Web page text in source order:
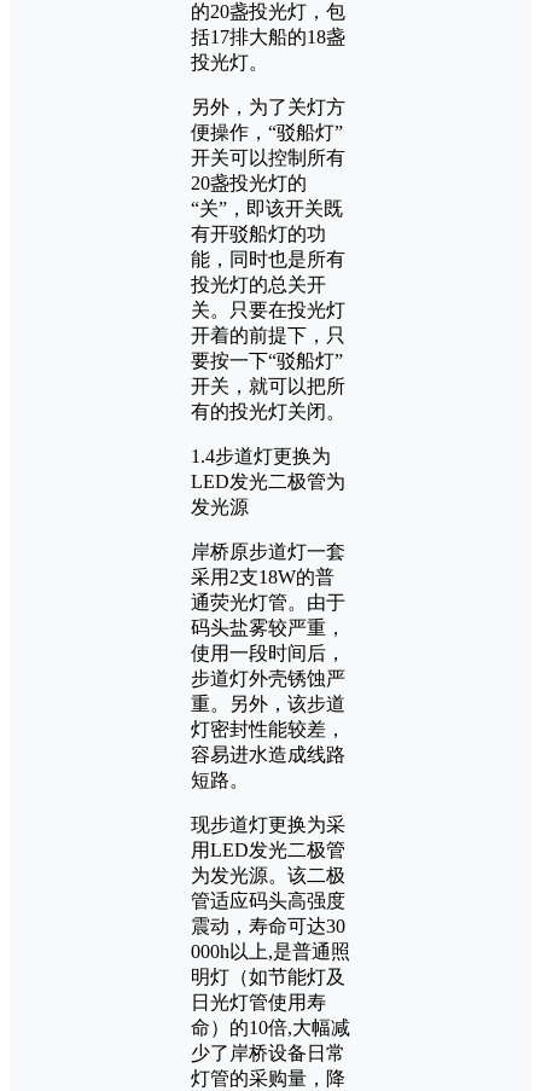
的20盏投光灯，包
括17排大船的18盏
投光灯。
另外，为了关灯方
便操作，“驳船灯”
开关可以控制所有
20盏投光灯的
“关”，即该开关既
有开驳船灯的功
能，同时也是所有
投光灯的总关开
关。只要在投光灯
开着的前提下，只
要按一下“驳船灯”
开关，就可以把所
有的投光灯关闭。
1.4步道灯更换为
LED发光二极管为
发光源
岸桥原步道灯一套
采用2支18W的普
通荧光灯管。由于
码头盐雾较严重，
使用一段时间后，
步道灯外壳锈蚀严
重。另外，该步道
灯密封性能较差，
容易进水造成线路
短路。
现步道灯更换为采
用LED发光二极管
为发光源。该二极
管适应码头高强度
震动，寿命可达30
000h以上,是普通照
明灯（如节能灯及
日光灯管使用寿
命）的10倍,大幅减
少了岸桥设备日常
灯管的采购量，降